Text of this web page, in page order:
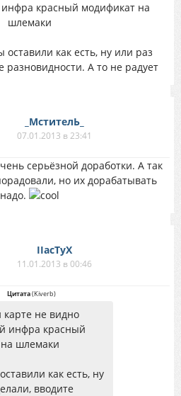
красный модификат на
шлемаки
как есть, ну или раз
разновидности. А то не радует
_МстителЬ_
07.01.2013 в 23:41
серьёзной доработки. А так
но их дорабатывать
надо.
IIacTyX
11.01.2013 в 00:46
Цитата(Kiverb)
не видно
инфра красный
шлемаки
как есть, ну
вводите